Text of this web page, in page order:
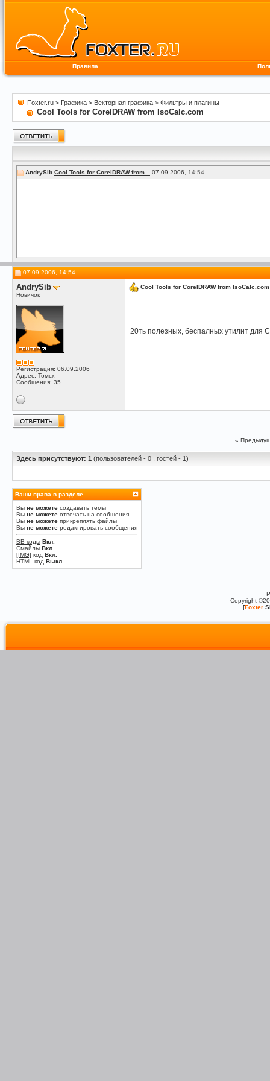
Правила
Foxter.ru > Графика > Векторная графика > Фильтры и плагины
Cool Tools for CorelDRAW from IsoCalc.com
AndrySib Cool Tools for CorelDRAW from... 07.09.2006, 14:54
07.09.2006, 14:54
AndrySib
Новичок
Регистрация: 06.09.2006
Адрес: Томск
Сообщения: 35
Cool Tools for CorelDRAW from IsoCalc.com
20ть полезных, беспалных утилит для
«
Здесь присутствуют: 1 (пользователей - 0 , гостей - 1)
Ваши права в разделе
Вы не можете создавать темы
Вы не можете отвечать на сообщения
Вы не можете прикреплять файлы
Вы не можете редактировать сообщения
BB-коды Вкл.
Смайлы Вкл.
[IMG] код Вкл.
HTML код Выкл.
Copyright
[Foxter